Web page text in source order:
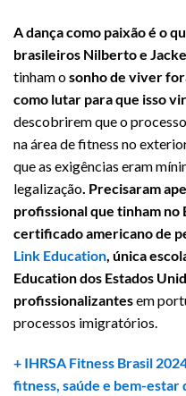
A dança como paixão é o
brasileiros Nilberto e
tinham osonho de viver
como lutar para que isso
descobrirem que o
na área de fitness no
que as exigências eram
legalização . Precisaram
profissional que tinham no
certificado americano de
Link Education , única
Education dos Estados
profissionalizantesem
processos imigratórios.
+ IHRSA Fitness Brasil
fitness, saúde e bem-estar